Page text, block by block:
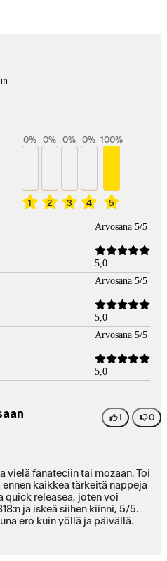
1
0%
2
0%
3
0%
4
0%
5
100%
Arvosana 5/5
5,0
Arvosana 5/5
5,0
Arvosana 5/5
5,0
1 0
vielä fanateciin tai mozaan. Toi
kaikkea tärkeitä nappeja
quick releasea, joten voi
ja iskeä siihen kiinni, 5/5.
ero kuin yöllä ja päivällä.